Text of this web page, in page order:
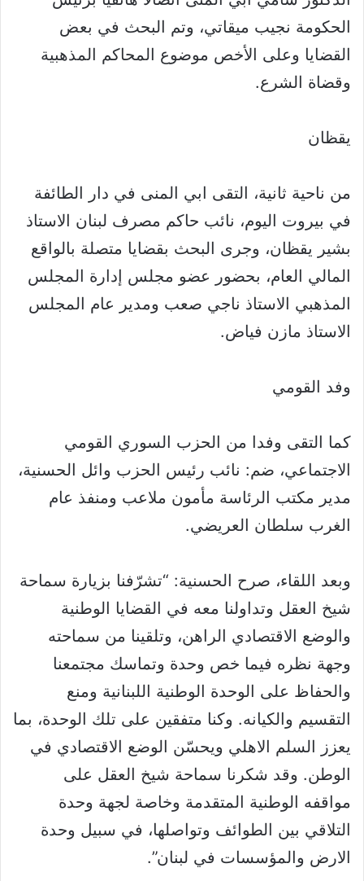
الحكومة نجيب ميقاتي، وتم البحث في بعض
القضايا وعلى الأخص موضوع المحاكم المذهبية
وقضاة الشرع.
يقظان
من ناحية ثانية، التقى ابي المنى في دار الطائفة
في بيروت اليوم، نائب حاكم مصرف لبنان الاستاذ
بشير يقظان، وجرى البحث بقضايا متصلة بالواقع
المالي العام، بحضور عضو مجلس إدارة المجلس
المذهبي الاستاذ ناجي صعب ومدير عام المجلس
الاستاذ مازن فياض.
وفد القومي
كما التقى وفدا من الحزب السوري القومي
الاجتماعي، ضم: نائب رئيس الحزب وائل الحسنية،
مدير مكتب الرئاسة مأمون ملاعب ومنفذ عام
الغرب سلطان العريضي.
وبعد اللقاء، صرح الحسنية: “تشرّفنا بزيارة سماحة
شيخ العقل وتداولنا معه في القضايا الوطنية
والوضع الاقتصادي الراهن، وتلقينا من سماحته
وجهة نظره فيما خص وحدة وتماسك مجتمعنا
والحفاظ على الوحدة الوطنية اللبنانية ومنع
التقسيم والكيانه. وكنا متفقين على تلك الوحدة، بما
يعزز السلم الاهلي ويحسّن الوضع الاقتصادي في
الوطن. وقد شكرنا سماحة شيخ العقل على
مواقفه الوطنية المتقدمة وخاصة لجهة وحدة
التلاقي بين الطوائف وتواصلها، في سبيل وحدة
الارض والمؤسسات في لبنان”.